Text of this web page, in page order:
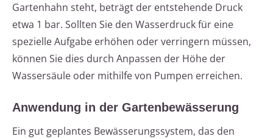
Gartenhahn steht, beträgt der entstehende Druck
etwa 1 bar. Sollten Sie den Wasserdruck für eine
spezielle Aufgabe erhöhen oder verringern müssen,
können Sie dies durch Anpassen der Höhe der
Wassersäule oder mithilfe von Pumpen erreichen.
Anwendung in der Gartenbewässerung
Ein gut geplantes Bewässerungssystem, das den